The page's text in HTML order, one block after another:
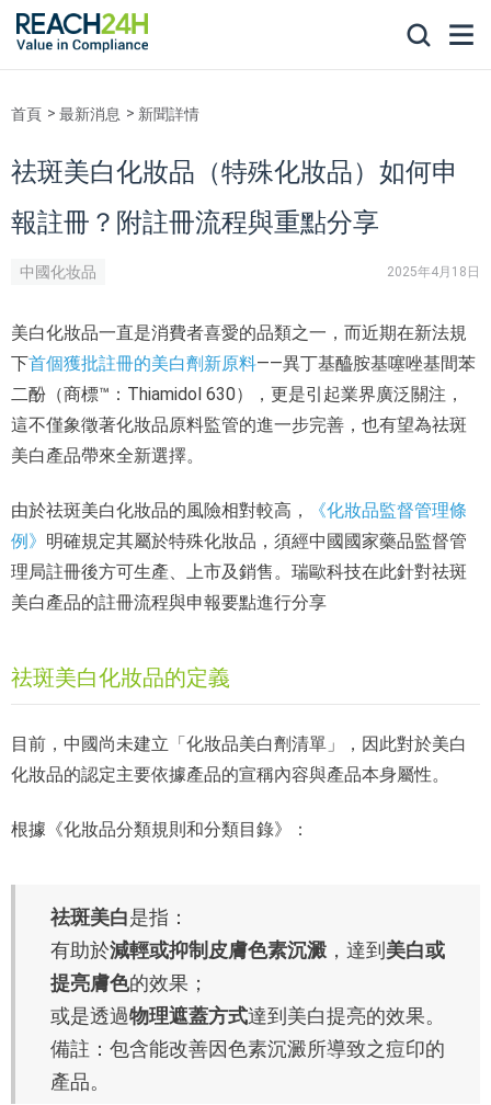
首頁 最新消息 新聞詳情
祛斑美白化妝品（特殊化妝品）如何申
報註冊？附註冊流程與重點分享
中國化妆品 2025年4月18日
美白化妝品一直是消費者喜愛的品類之一，而近期在新法規
下首個獲批註冊的美白劑新原料——異丁基醯胺基噻唑基間苯
二酚（商標™️：Thiamidol 630），更是引起業界廣泛關注，
這不僅象徵著化妝品原料監管的進一步完善，也有望為祛斑
美白產品帶來全新選擇。
由於祛斑美白化妝品的風險相對較高，
《化妝品監督管理條
例》 明確規定其屬於特殊化妝品，須經中國國家藥品監督管
理局註冊後方可生產、上市及銷售。瑞歐科技在此針對祛斑
美白產品的註冊流程與申報要點進行分享
祛斑美白化妝品的定義
目前，中國尚未建立「化妝品美白劑清單」，因此對於美白
化妝品的認定主要依據產品的宣稱內容與產品本身屬性。
根據《化妝品分類規則和分類目錄》：
祛斑美白是指：
有助於減輕或抑制皮膚色素沉澱 ，達到 美白或
提亮膚色的效果；
或是透過物理遮蓋方式達到美白提亮的效果。
備註：包含能改善因色素沉澱所導致之痘印的
產品。